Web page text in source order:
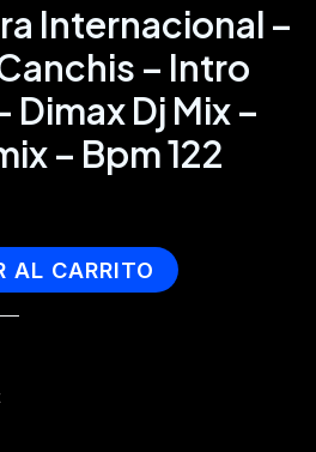
Internacional –
– Intro
Dimax Dj Mix –
– Bpm 122
AL CARRITO